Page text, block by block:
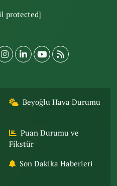
protected]
Beyoğlu Hava Durumu
Puan Durumu ve
Fikstür
Son Dakika Haberleri